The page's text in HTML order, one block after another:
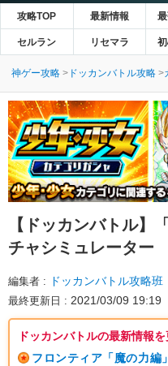
攻略TOP 最新情報
セルラン リセマラ
神ゲー攻略 ドッカンバトル攻略
【ドッカンバトル】
チャシミュレーター
編集者 ドッカンバトル攻略班
最終更新日 2021/03/09 19:19
ドッカンバトルの最新情報を
フロンティア「魔の力編」